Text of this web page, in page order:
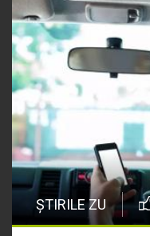
ȘTIRILE ZU